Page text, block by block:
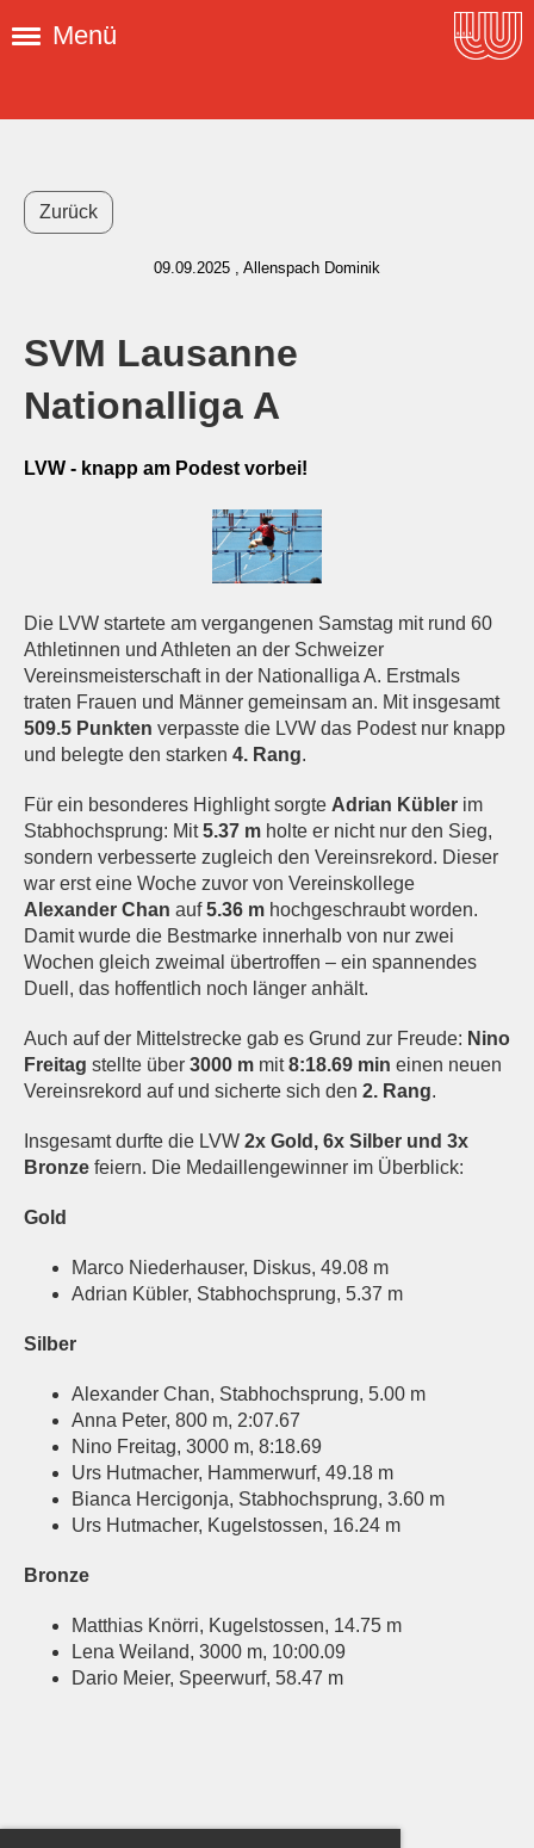
Menü
Zurück
09.09.2025 , Allenspach Dominik
SVM Lausanne
Nationalliga A
LVW - knapp am Podest vorbei!
Die LVW startete am vergangenen Samstag mit rund 60
Athletinnen und Athleten an der Schweizer
Vereinsmeisterschaft in der Nationalliga A. Erstmals
traten Frauen und Männer gemeinsam an. Mit insgesamt
509.5 Punkten verpasste die LVW das Podest nur knapp
und belegte den starken 4. Rang.
Für ein besonderes Highlight sorgte Adrian Kübler im
Stabhochsprung: Mit5.37 m holte er nicht nur den Sieg,
sondern verbesserte zugleich den Vereinsrekord. Dieser
war erst eine Woche zuvor von Vereinskollege
Alexander Chan auf5.36 m hochgeschraubt worden.
Damit wurde die Bestmarke innerhalb von nur zwei
Wochen gleich zweimal übertroffen – ein spannendes
Duell, das hoffentlich noch länger anhält.
Auch auf der Mittelstrecke gab es Grund zur Freude: Nino
Freitag stellte über 3000 m mit8:18.69 min einen neuen
Vereinsrekord auf und sicherte sich den 2. Rang.
Insgesamt durfte die LVW 2x Gold, 6x Silber und 3x
Bronze feiern. Die Medaillengewinner im Überblick:
Gold
Marco Niederhauser, Diskus, 49.08 m
Adrian Kübler, Stabhochsprung, 5.37 m
Silber
Alexander Chan, Stabhochsprung, 5.00 m
Anna Peter, 800 m, 2:07.67
Nino Freitag, 3000 m, 8:18.69
Urs Hutmacher, Hammerwurf, 49.18 m
Bianca Hercigonja, Stabhochsprung, 3.60 m
Urs Hutmacher, Kugelstossen, 16.24 m
Bronze
Matthias Knörri, Kugelstossen, 14.75 m
Lena Weiland, 3000 m, 10:00.09
Dario Meier, Speerwurf, 58.47 m